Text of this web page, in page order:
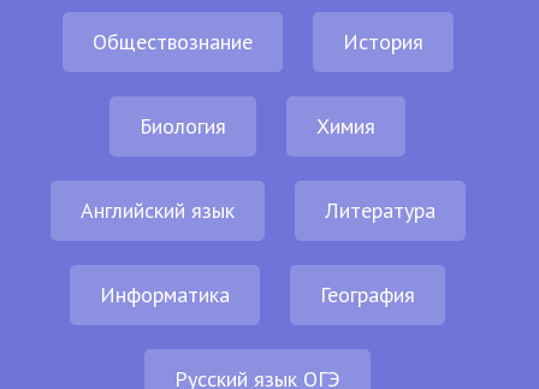
Обществознание История
Биология Химия
Английский язык Литература
Информатика География
Русский язык ОГЭ